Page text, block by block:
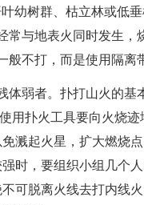
幼树群、枯立林或低
常与地表火同时发生，
不打，而是使用隔离
弱者。扑打山火的基
用扑火工具要向火烧
溅起火星，扩大燃烧
时，要组织小组几个
可脱离火线去打内线